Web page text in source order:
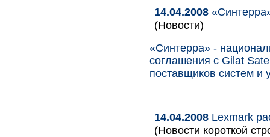
14.04.2008
(Новости)
«Синтерра» -
соглашения с Gilat
поставщиков систем и
14.04.2008 Lexmark
(Новости короткой